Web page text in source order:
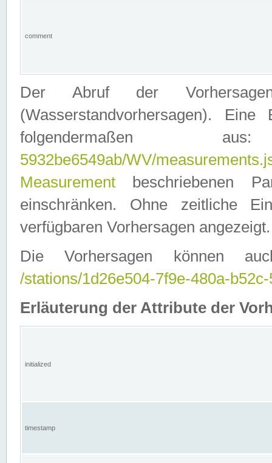
comment
Der Abruf der
(Wasserstandvorhersagen).
folgendermaßen
5932be6549ab/WV/
Measurement beschriebenen
einschränken. Ohne zeitliche
verfügbaren Vorhersagen angezeigt.
Die Vorhersagen können
/stations/1d26e504-7f9e-480a-
Erläuterung der Attribute der
initialized
timestamp